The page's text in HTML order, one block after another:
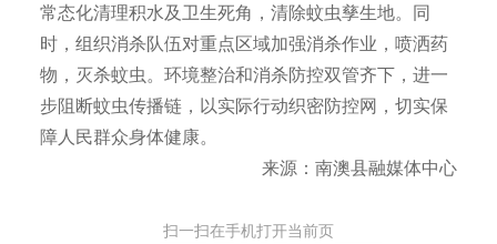
常态化清理积水及卫生死角，清除蚊虫孳生地。同
时，组织消杀队伍对重点区域加强消杀作业，喷洒药
物，灭杀蚊虫。环境整治和消杀防控双管齐下，进一
步阻断蚊虫传播链，以实际行动织密防控网，切实保
障人民群众身体健康。
来源：南澳县融媒体中心
扫一扫在手机打开当前页